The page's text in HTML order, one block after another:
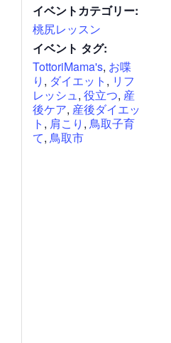
イベントカテゴリー:
桃尻レッスン
イベント タグ:
TottoriMama's, お喋
り , ダイエット , リフ
レッシュ, 役立つ, 産
後ケア, 産後ダイエッ
ト , 肩こり , 鳥取子育
て, 鳥取市